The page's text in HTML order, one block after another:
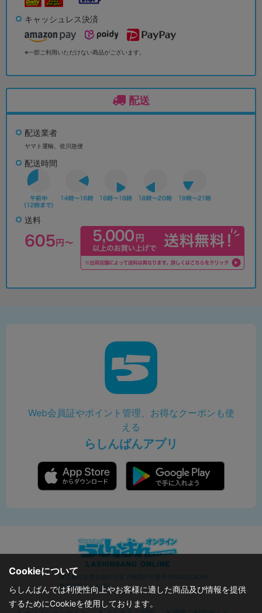
キャッシュレス決済
※一部ご利用いただけない商品がございます。
配送
配送業者
ヤマト運輸、佐川急便
配送時間
送料
Web会員証やポイント管理、お得なクーポンも使
える
らしんばんアプリ
東京都公安委員会許可済 古物商許可番号305500206246
株式会社らしんばん
Cookieについて
らしんばんでは利便性向上やお客様に適した商品及び情報を提供
するためにCookieを使用しております。